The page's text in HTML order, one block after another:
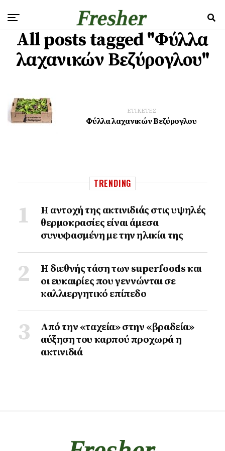
All posts tagged "Φύλλα
λαχανικών Βεζύρογλου"
ΕΤΙΚΕΤΕΣ
Φύλλα λαχανικών Βεζύρογλου
TRENDING
Η αντοχή της ακτινιδιάς στις υψηλές
θερμοκρασίες είναι άμεσα
συνυφασμένη με την ηλικία της
Η διεθνής τάση των superfoods και
οι ευκαιρίες που γεννώνται σε
καλλιεργητικό επίπεδο
Από την «ταχεία» στην «βραδεία»
αύξηση του καρπού προχωρά η
ακτινιδιά